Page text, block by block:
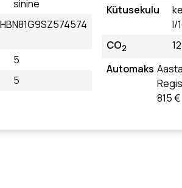
sinine
5
5
Kütusekulu
l/
CO2
Automaks
815 €